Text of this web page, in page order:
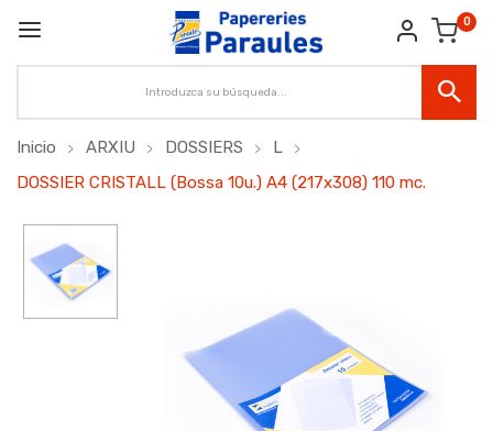
0
Inicio ARXIU DOSSIERS
L
DOSSIER CRISTALL (Bossa 10u.) A4 (217x308) 110 mc.